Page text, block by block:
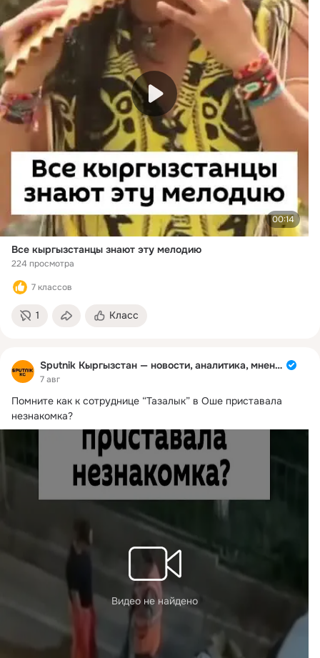
00:14
Все кыргызстанцы знают эту мелодию
224 просмотра
7 классов
1 Класс
Sputnik Кыргызстан — новости, аналитика, мнения
7 авг
Помните как к сотруднице “Тазалык” в Оше приставала
незнакомка?
Видео не найдено